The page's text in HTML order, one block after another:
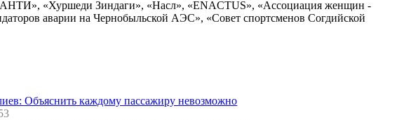
«Хуршеди Зиндаги», «Насл», «ENACTUS», «Ассоциация женщин -
аварии на Чернобыльской АЭС», «Совет спортсменов Согдийской
Объяснить каждому пассажиру невозможно